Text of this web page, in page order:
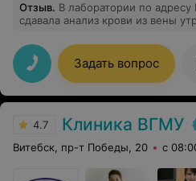
Отзыв. В лаборатории по
сдавала анализ крови из вены
голова. Девушки помогли мне,
напоили чаем, проявили такую
до сих пор под впечатлением.
лаборатории приветливые и
поэтому к вам и хожу, и за
Задать вопрос
4.7 Клиника ВГМУ
Витебск, пр-т Победы, 20 с